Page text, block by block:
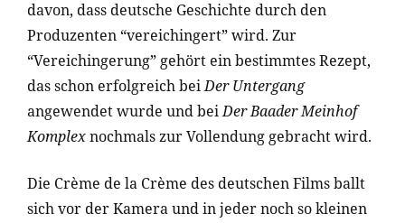
davon, dass deutsche Geschichte durch den
Produzenten “vereichingert” wird. Zur
“Vereichingerung” gehört ein bestimmtes Rezept,
das schon erfolgreich beiDer Untergang
angewendet wurde und beiDer Baader Meinhof
Komplexnochmals zur Vollendung gebracht wird.
Die Crème de la Crème des deutschen Films ballt
sich vor der Kamera und in jeder noch so kleinen